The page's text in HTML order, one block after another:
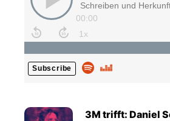
Schreiben und
00:00
Subscribe
3M trifft: Daniel